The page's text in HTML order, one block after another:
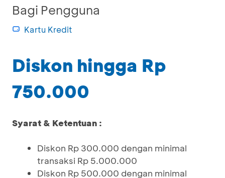
Bagi Pengguna
Kartu Kredit
Diskon hingga Rp
750.000
Syarat & Ketentuan :
Diskon Rp 300.000 dengan minimal
transaksi Rp 5.000.000
Diskon Rp 500.000 dengan minimal